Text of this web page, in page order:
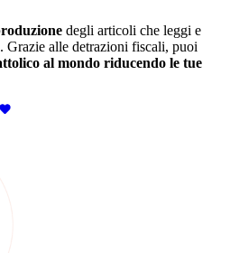
degli articoli che leggi e
Grazie alle detrazioni fiscali, puoi
al mondo riducendo le tue